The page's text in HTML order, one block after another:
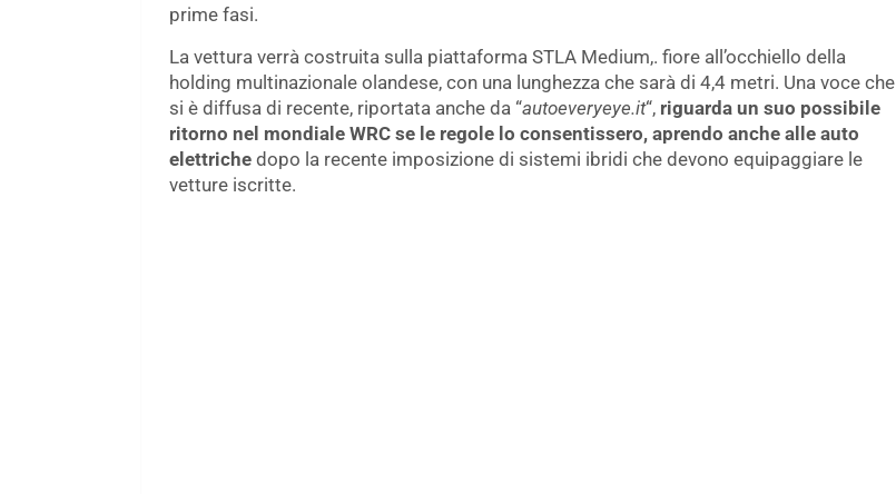
prime fasi.
La vettura verrà costruita sulla piattaforma STLA Medium,. fiore all’occhiello della
holding multinazionale olandese, con una lunghezza che sarà di 4,4 metri. Una voce che
si è diffusa di recente, riportata anche da “autoeveryeye.it“, riguarda un suo possibile
ritorno nel mondiale WRC se le regole lo consentissero, aprendo anche alle auto
elettriche dopo la recente imposizione di sistemi ibridi che devono equipaggiare le
vetture iscritte.